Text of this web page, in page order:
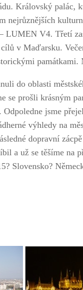
Královský palác,
nejrůznějších
LUMEN V4. Třetí
v Maďarsku.
do oblasti
se prošli krásným
Odpoledne jsme
výhledy na
dopravní
a už se těšíme na
Slovensko?